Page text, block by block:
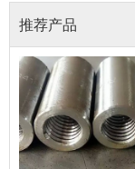
推荐产品